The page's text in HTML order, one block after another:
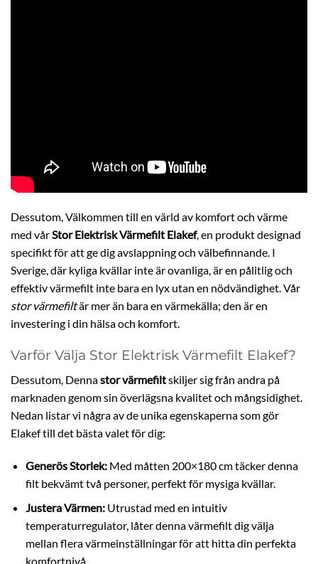
Dessutom, Välkommen till en värld av komfort och värme
med vårStor Elektrisk Värmefilt Elakef, en produkt designad
specifikt för att ge dig avslappning och välbefinnande. I
Sverige, där kyliga kvällar inte är ovanliga, är en pålitlig och
effektiv värmefilt inte bara en lyx utan en nödvändighet. Vår
stor värmefiltär mer än bara en värmekälla; den är en
investering i din hälsa och komfort.
Varför Välja Stor Elektrisk Värmefilt Elakef?
Dessutom, Dennastor värmefiltskiljer sig från andra på
marknaden genom sin överlägsna kvalitet och mångsidighet.
Nedan listar vi några av de unika egenskaperna som gör
Elakef till det bästa valet för dig:
Generös Storlek:Med måtten 200×180 cm täcker denna
filt bekvämt två personer, perfekt för mysiga kvällar.
Justera Värmen:Utrustad med en intuitiv
temperaturregulator, låter denna värmefilt dig välja
mellan flera värmeinställningar för att hitta din perfekta
komfortnivå.